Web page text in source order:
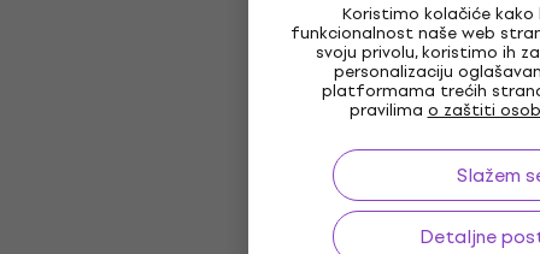
Koristimo kolačiće
funkcionalnost naše web
svoju privolu, koristimo ih
personalizaciju
platformama trećih
pravilima o zaštiti
Slažem
Detaljne